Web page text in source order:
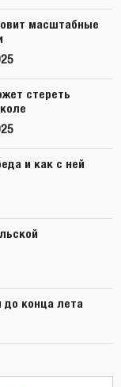
масштабные
стереть
и как с ней
до конца лета